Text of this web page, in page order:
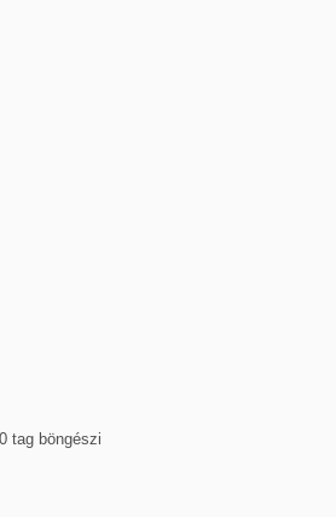
tag böngészi